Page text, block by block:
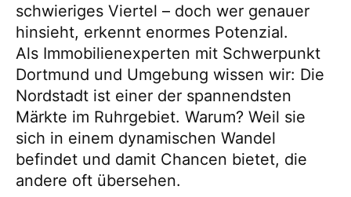
schwieriges Viertel – doch wer genauer
hinsieht, erkennt enormes Potenzial.
Als Immobilienexperten mit Schwerpunkt
Dortmund und Umgebung wissen wir: Die
Nordstadt ist einer der spannendsten
Märkte im Ruhrgebiet. Warum? Weil sie
sich in einem dynamischen Wandel
befindet und damit Chancen bietet, die
andere oft übersehen.